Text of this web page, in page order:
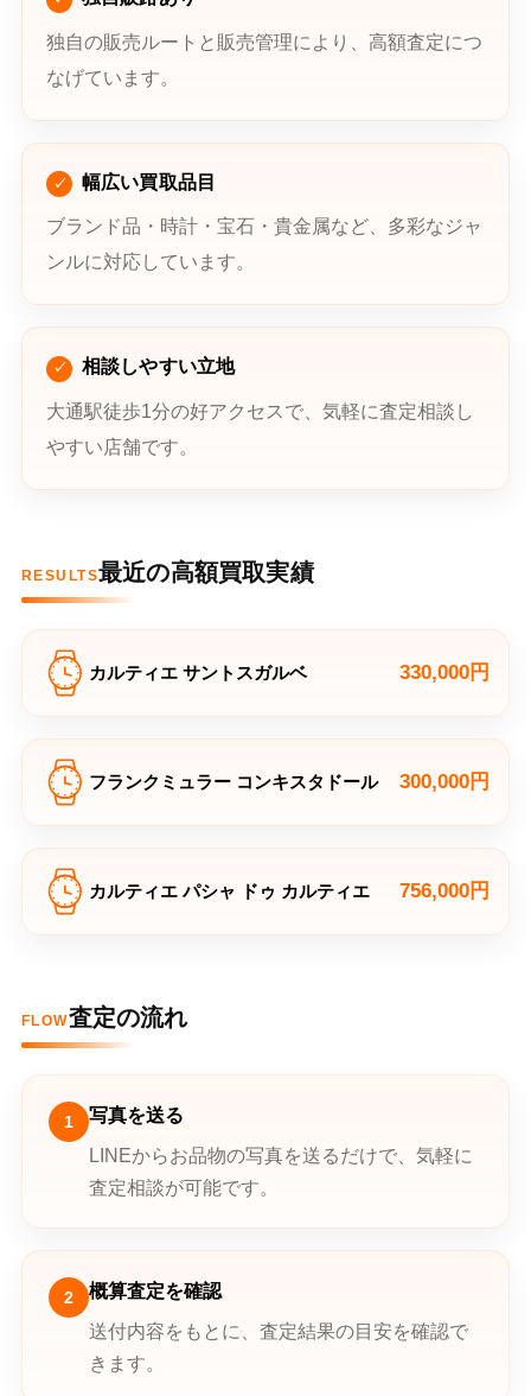
独自の販売ルートと販売管理により、高額査定につ
なげています。
幅広い買取品目
ブランド品・時計・宝石・貴金属など、多彩なジャ
ンルに対応しています。
相談しやすい立地
大通駅徒歩1分の好アクセスで、気軽に査定相談し
やすい店舗です。
RESULTS最近の高額買取実績
カルティエ サントスガルベ 330,000円
フランクミュラー コンキスタドール 300,000円
カルティエ パシャ ドゥ カルティエ 756,000円
FLOW査定の流れ
1
写真を送る
LINEからお品物の写真を送るだけで、気軽に
査定相談が可能です。
2
概算査定を確認
送付内容をもとに、査定結果の目安を確認で
きます。